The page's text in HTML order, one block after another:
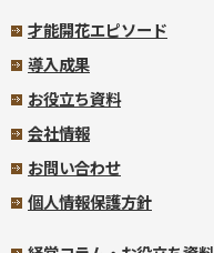
才能開花エピソード
導入成果
お役立ち資料
会社情報
お問い合わせ
個人情報保護方針